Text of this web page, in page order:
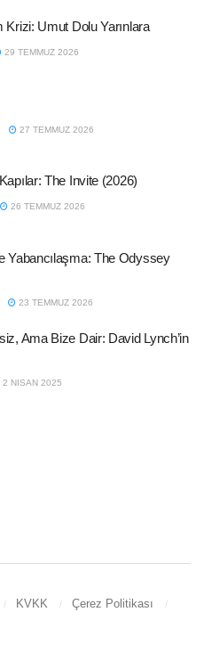
Krizi: Umut Dolu Yarınlara
29 TEMMUZ 2026
27 TEMMUZ 2026
The Invite (2026)
26 TEMMUZ 2026
Yabancılaşma: The Odyssey
23 TEMMUZ 2026
Ama Bize Dair: David Lynch’in
2 NISAN 2025
KVKK
Çerez Politikası